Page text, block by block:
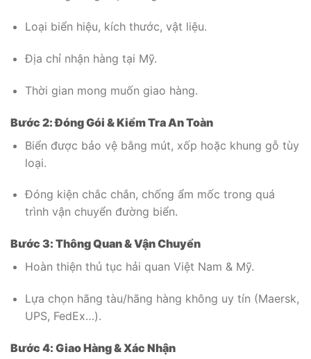
Loại biển hiệu, kích thước, vật liệu.
Địa chỉ nhận hàng tại Mỹ.
Thời gian mong muốn giao hàng.
Bước 2: Đóng Gói & Kiểm Tra An Toàn
Biển được bảo vệ bằng mút, xốp hoặc khung gỗ tùy
loại.
Đóng kiện chắc chắn, chống ẩm mốc trong quá
trình vận chuyển đường biển.
Bước 3: Thông Quan & Vận Chuyển
Hoàn thiện thủ tục hải quan Việt Nam & Mỹ.
Lựa chọn hãng tàu/hãng hàng không uy tín (Maersk,
UPS, FedEx…).
Bước 4: Giao Hàng & Xác Nhận